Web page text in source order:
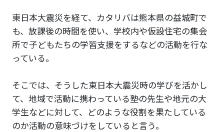
東日本大震災を経て、カタリバは熊本県の益城町で
も、放課後の時間を使い、学校内や仮設住宅の集会
所で子どもたちの学習支援をするなどの活動を行な
っている。
そこでは、そうした東日本大震災時の学びを活かし
て、地域で活動に携わっている塾の先生や地元の大
学生などに対して、どのような役割を果たしている
のか活動の意味づけをしていると言う。